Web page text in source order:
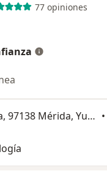
77 opiniones
C. 23ᴬ 301, La Florida, 97138 Mérida, Yuc., Mérida •